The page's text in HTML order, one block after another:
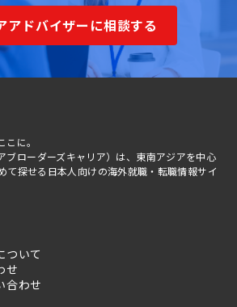
アドバイザーに相談する
に。
ブローダーズキャリア）は、東南アジアを中心
て探せる日本人向けの海外就職・転職情報サイ
ついて
せ
合わせ